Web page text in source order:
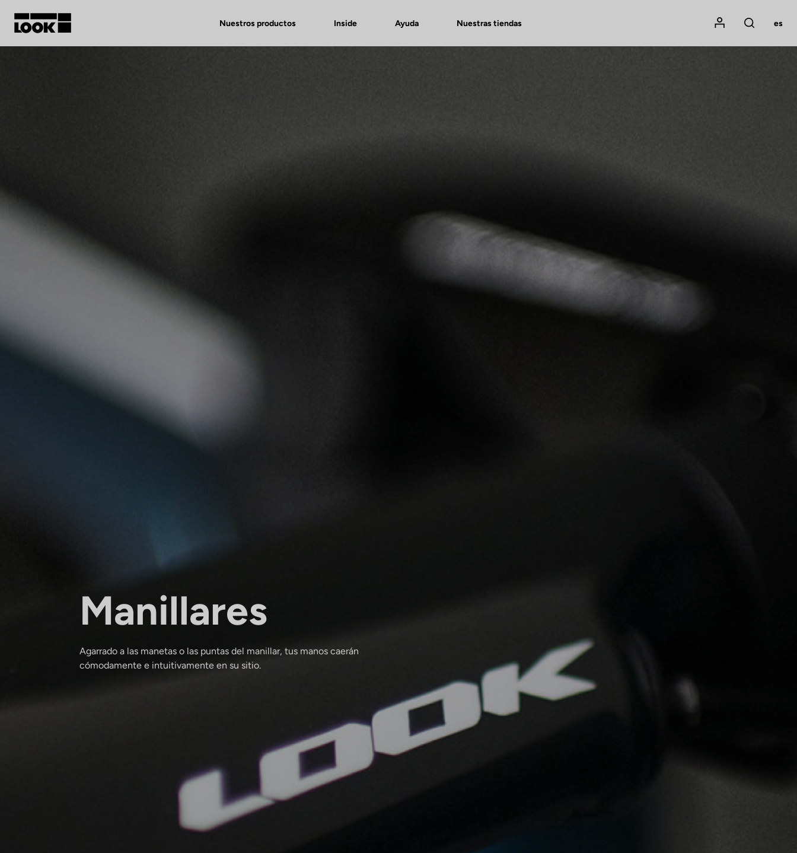
Nuestros productos Inside Ayuda Nuestras tiendas
Mon compte
Rechercher
es
Manillares
Agarrado a las manetas o las puntas del manillar, tus manos caerán
cómodamente e intuitivamente en su sitio.